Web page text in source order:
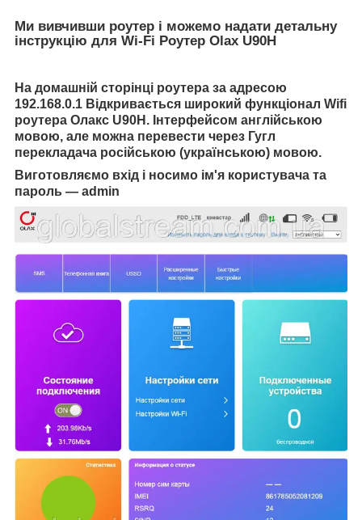
Ми вивчивши роутер і можемо надати детальну
інструкцію для Wi-Fi Роутер Olax U90H
На домашній сторінці роутера за адресою
192.168.0.1 Відкривається широкий функціонал Wifi
роутера Олакс U90H. Інтерфейсом англійською
мовою, але можна перевести через Гугл
перекладача російською (українською) мовою.
Виготовляємо вхід і носимо ім'я користувача та
пароль — admin